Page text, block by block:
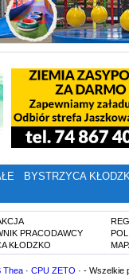
BYSTRZYCA
PRACODAWCY
KŁODZKO
Thea · CPU ZETO · - Wszelkie